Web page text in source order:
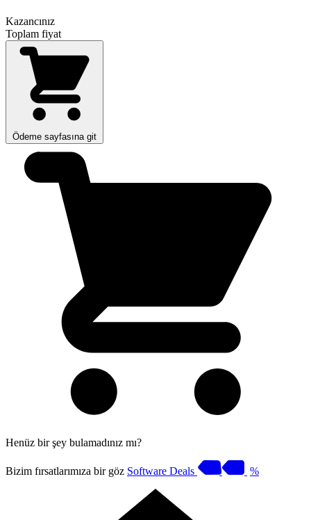
Kazancınız
Toplam fiyat
Ödeme sayfasına git
Henüz bir şey bulamadınız mı?
Bizim fırsatlarımıza bir göz Software Deals %